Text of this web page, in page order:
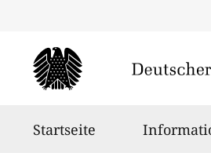
Startseite